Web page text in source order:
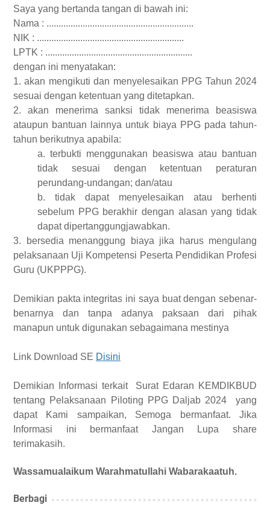
Saya yang bertanda tangan di bawah ini:
Nama : .............................................................
NIK : .............................................................
LPTK : .............................................................
dengan ini menyatakan:
1. akan mengikuti dan menyelesaikan PPG Tahun 2024
sesuai dengan ketentuan yang ditetapkan.
2. akan menerima sanksi tidak menerima beasiswa
ataupun bantuan lainnya untuk biaya PPG pada tahun-
tahun berikutnya apabila:
a. terbukti menggunakan beasiswa atau bantuan
tidak sesuai dengan ketentuan peraturan
perundang-undangan; dan/atau
b. tidak dapat menyelesaikan atau berhenti
sebelum PPG berakhir dengan alasan yang tidak
dapat dipertanggungjawabkan.
3. bersedia menanggung biaya jika harus mengulang
pelaksanaan Uji Kompetensi Peserta Pendidikan Profesi
Guru (UKPPPG).
Demikian pakta integritas ini saya buat dengan sebenar-
benarnya dan tanpa adanya paksaan dari pihak
manapun untuk digunakan sebagaimana mestinya
Link Download SE Disini
Demikian Informasi terkait Surat Edaran KEMDIKBUD
tentang Pelaksanaan Piloting PPG Daljab 2024 yang
dapat Kami sampaikan, Semoga bermanfaat. Jika
Informasi ini bermanfaat Jangan Lupa share
terimakasih.
Wassamualaikum Warahmatullahi Wabarakaatuh.
Berbagi